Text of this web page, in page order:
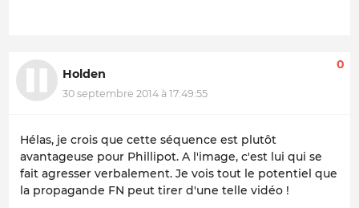
Holden
30 septembre 2014 à 17:49:55
0
Hélas, je crois que cette séquence est plutôt
avantageuse pour Phillipot. A l'image, c'est lui qui se
fait agresser verbalement. Je vois tout le potentiel que
la propagande FN peut tirer d'une telle vidéo !